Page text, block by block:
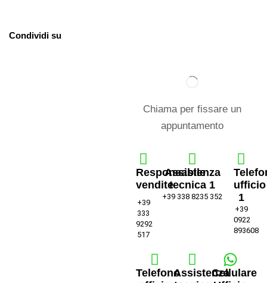
Condividi su
Chiama per fissare un
appuntamento
Responsabile
vendite
+39
333
9292
517
Assistenza
tecnica 1
+39 338 8235 352
ufficio
1
+39
0922
893608
TelefonoAssistenzaCellulare